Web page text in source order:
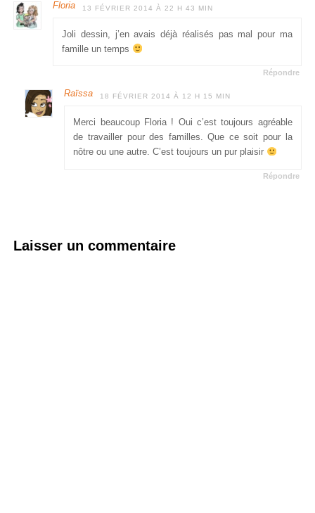
Floria 13 FÉVRIER 2014 À 22 H 43 MIN
Joli dessin, j’en avais déjà réalisés pas mal pour ma
famille un temps
Répondre
Raïssa 18 FÉVRIER 2014 À 12 H 15 MIN
Merci beaucoup Floria ! Oui c’est toujours agréable
de travailler pour des familles. Que ce soit pour la
nôtre ou une autre. C’est toujours un pur plaisir
Répondre
Laisser un commentaire